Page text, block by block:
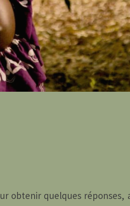
obtenir quelques